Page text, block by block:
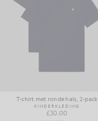
T-shirt met ronde hals, 2-pack
KINDERKLEDING
£30.00